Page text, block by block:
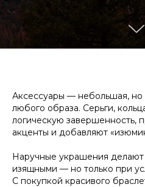
Аксессуары — небольшая, но
любого образа. Серьги,
логическую завершенность,
акценты и добавляют
Наручные украшения делают
изящными — но только при
С покупкой красивого